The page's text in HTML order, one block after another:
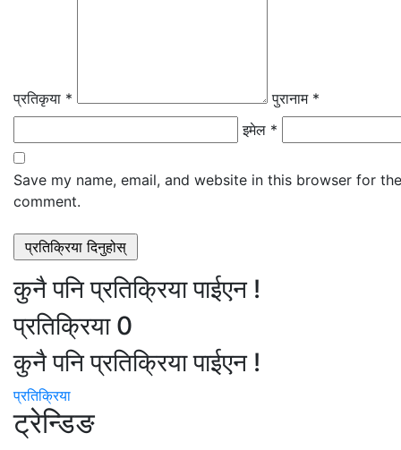
प्रतिकृया *
पुरानाम *
इमेल *
Save my name, email, and website in this browser for
comment.
कुनै पनि प्रतिक्रिया पाईएन !
प्रतिक्रिया 0
कुनै पनि प्रतिक्रिया पाईएन !
प्रतिक्रिया
ट्रेन्डिङ